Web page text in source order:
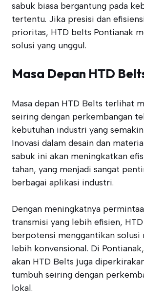
sabuk biasa bergantung pada
tertentu. Jika presisi dan
prioritas, HTD belts Pontianak
solusi yang unggul.
Masa Depan HTD
Masa depan HTD Belts terlihat
seiring dengan perkembangan
kebutuhan industri yang
Inovasi dalam desain dan
sabuk ini akan meningkatkan
tahan, yang menjadi sangat
berbagai aplikasi industri.
Dengan meningkatnya
transmisi yang lebih efisien,
berpotensi menggantikan solusi
lebih konvensional. Di
akan HTD Belts juga
tumbuh seiring dengan
lokal.